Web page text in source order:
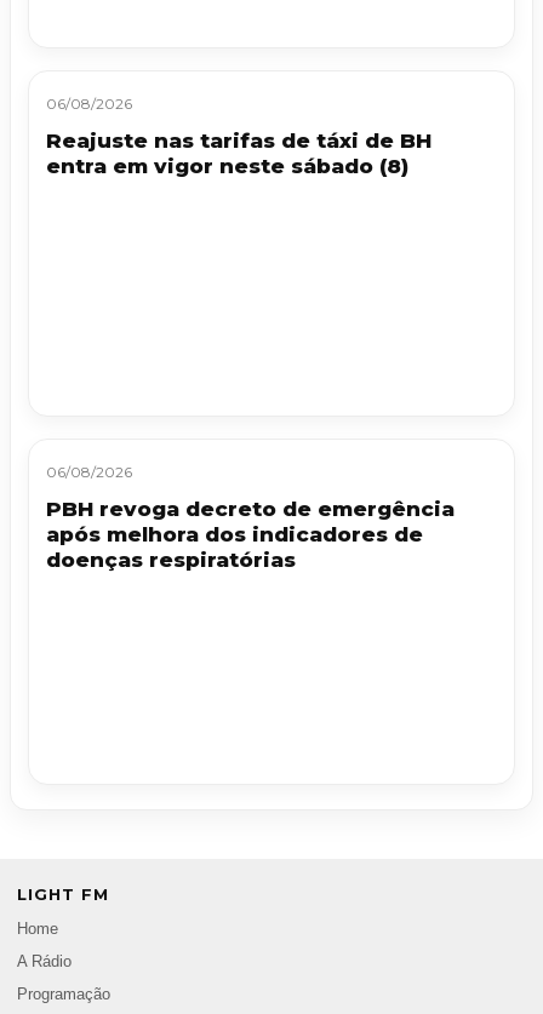
06/08/2026
Reajuste nas tarifas de táxi de BH
entra em vigor neste sábado (8)
06/08/2026
PBH revoga decreto de emergência
após melhora dos indicadores de
doenças respiratórias
LIGHT FM
Home
A Rádio
Programação